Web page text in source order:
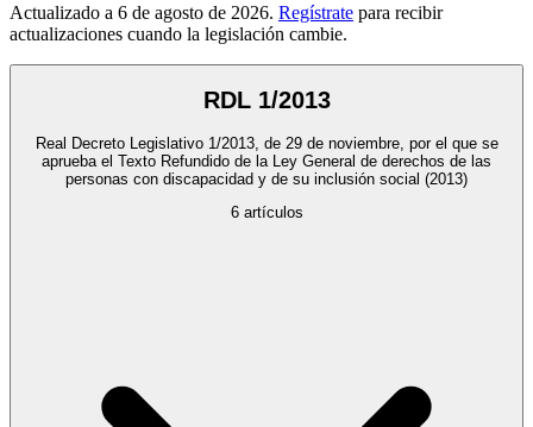
Actualizado a 6 de agosto de 2026. Regístrate para recibir
actualizaciones cuando la legislación cambie.
RDL 1/2013
Real Decreto Legislativo 1/2013, de 29 de noviembre, por el que se
aprueba el Texto Refundido de la Ley General de derechos de las
personas con discapacidad y de su inclusión social (2013)
6artículos